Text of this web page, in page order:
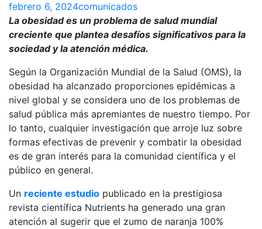
febrero 6, 2024comunicados
La obesidad es un problema de salud mundial
creciente que plantea desafíos significativos para la
sociedad y la atención médica.
Según la Organización Mundial de la Salud (OMS), la
obesidad ha alcanzado proporciones epidémicas a
nivel global y se considera uno de los problemas de
salud pública más apremiantes de nuestro tiempo. Por
lo tanto, cualquier investigación que arroje luz sobre
formas efectivas de prevenir y combatir la obesidad
es de gran interés para la comunidad científica y el
público en general.
Un reciente estudio publicado en la prestigiosa
revista científica Nutrients ha generado una gran
atención al sugerir que el zumo de naranja 100%